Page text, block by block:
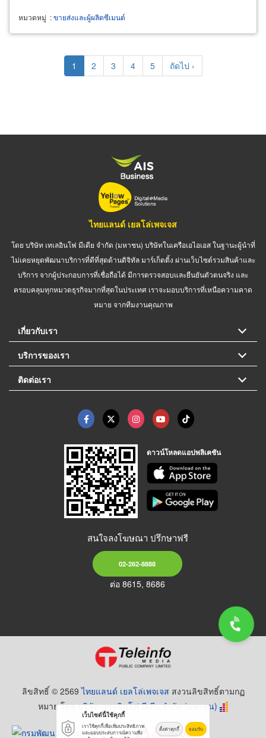
หมวดหมู่ :ขายส่งและผู้ผลิตซีเมนต์
Pagination Current
page
1 Page
2 Page
3 Page
4 Page
5
Next
page
ถัดไป ›
ไทยแลนด์ เยลโล่เพจเจส
โดย บริษัท เทเลอินโฟ มีเดีย จำกัด (มหาชน) บริษัทในเครือเอไอเอส ในฐานะผู้นำที่
ไม่เคยหยุดพัฒนาบริการที่ดีที่สุดด้านดิจิทัล มาร์เก็ตติ้ง ผ่านเว็บไซต์รวมสินค้าและ
บริการ จากผู้ประกอบการที่เชื่อถือได้ มีการตรวจสอบและยืนยันตัวตนจริง และ
ครอบคลุมทุกหมวดธุรกิจมากที่สุดในประเทศ เราจะมอบบริการที่เหนือความคาด
หมาย จากทีมงานคุณภาพ
เกี่ยวกับเรา
บริการของเรา
ติดต่อเรา
ดาวน์โหลดแอปพลิเคชัน
สนใจลงโฆษณา ปรึกษาฟรี
02-262-8888
ต่อ 8615, 8686
ลิขสิทธิ์ © 2569ไทยแลนด์ เยลโล่เพจเจส สงวนลิขสิทธิ์ตามกฏ
หมาย โดยบริษัท เทเลอินโฟ มีเดีย จำกัด (มหาชน)
เว็บไซต์นี้ใช้คุกกี้
เราใช้คุกกี้เพื่อเพิ่มประสิทธิภาพ
และมอบประสบการณ์ความพึง
ตั้งค่าคุกกี้ ยอมรับ